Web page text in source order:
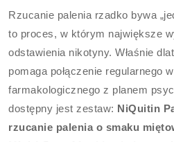
Rzucanie palenia rzadko bywa
to proces, w którym największe
odstawienia nikotyny. Właśnie
pomaga połączenie regularnego
farmakologicznego z planem
dostępny jest zestaw: NiQuitin
rzucanie palenia o smaku